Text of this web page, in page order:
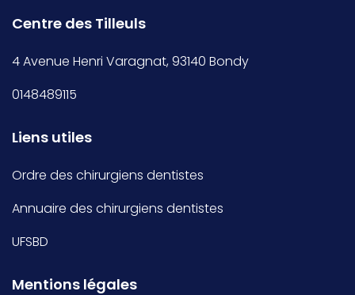
Centre des Tilleuls
4 Avenue Henri Varagnat, 93140 Bondy
0148489115
Liens utiles
Ordre des chirurgiens dentistes
Annuaire des chirurgiens dentistes
UFSBD
Mentions légales